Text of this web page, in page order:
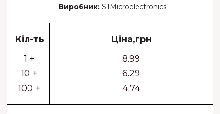
Виробник: STMicroelectronics
Кіл-ть
1 +
10 +
100 +
Ціна,грн
8.99
6.29
4.74